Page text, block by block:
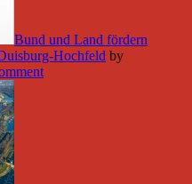
Bund und Land fördern
Hochfeld by